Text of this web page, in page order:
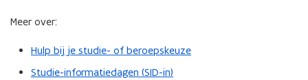
e
r
i
n
i
Meer over:
Hulp bij je studie- of beroepskeuze
Studie-informatiedagen (SID-in)